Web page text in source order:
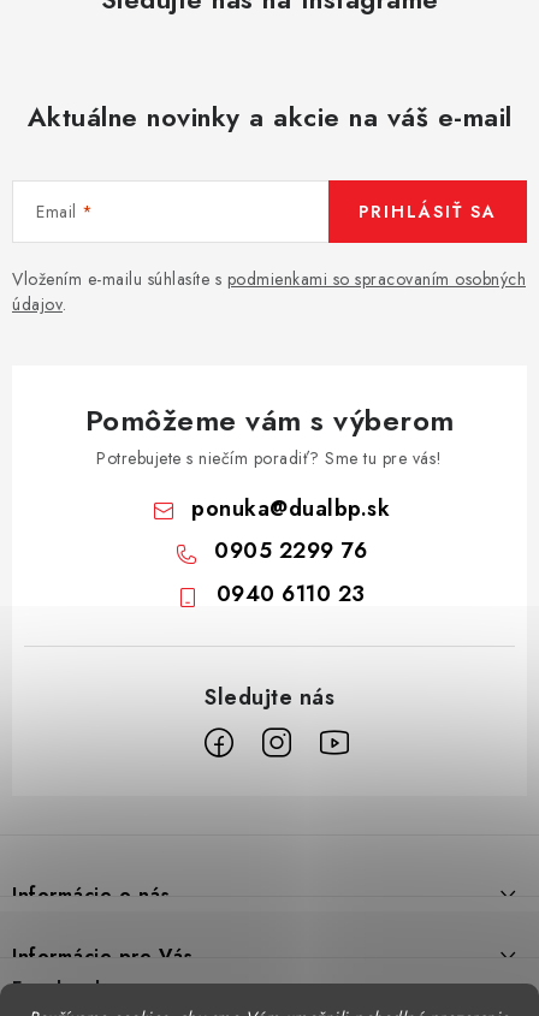
Aktuálne novinky a akcie na váš e-mail
Email
Vložením e-mailu súhlasíte s podmienkami so spracovaním osobných
údajov.
PRIHLÁSIŤ SA
Pomôžeme vám s výberom
Potrebujete s niečím poradiť? Sme tu pre vás!
ponuka@dualbp.sk
0905 2299 76
0940 6110 23
p
i
Informácie o nás
Prečo DUAL BP
Predajne
Informácie pre Vás
Facebook